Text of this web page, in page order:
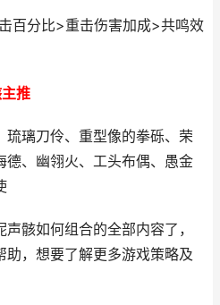
分比>重击伤害加成>共鸣效
推
璃刀伶、重型像的拳砾、荣
德、幽翎火、工头布偶、愚金
骸如何组合的全部内容了，
，想要了解更多游戏策略及